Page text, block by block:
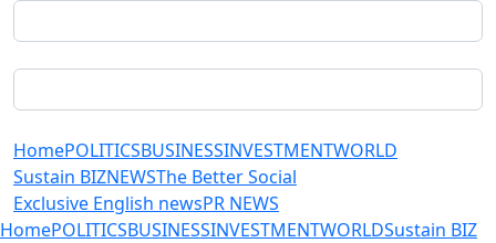
HomePOLITICSBUSINESSINVESTMENTWORLD
Sustain BIZNEWSThe Better Social
Exclusive English newsPR NEWS
HomePOLITICSBUSINESSINVESTMENTWORLDSustain BIZ